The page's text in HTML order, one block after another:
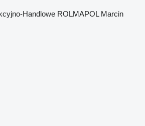
Handlowe ROLMAPOL Marcin